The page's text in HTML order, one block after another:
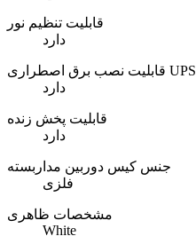
قابلیت تنظیم نور
دارد
قابلیت نصب برق اصطراری UPS
دارد
قابلیت پخش زنده
دارد
جنس کیس دوربین مداربسته
فلزی
مشخصات ظاهری
White